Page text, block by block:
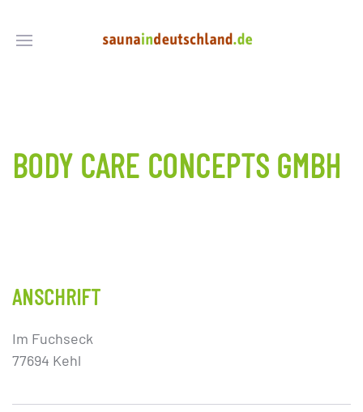
BODY CARE CONCEPTS GMBH
ANSCHRIFT
Im Fuchseck
77694 Kehl